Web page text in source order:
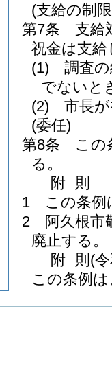
(支給の制
第7条
支給
祝金は支
(1)
調査
でないと
(2)
市長
(委任)
第8条
この
る。
附 則
1
この条例
2
阿久根市
廃止する。
附 則 (
この条例